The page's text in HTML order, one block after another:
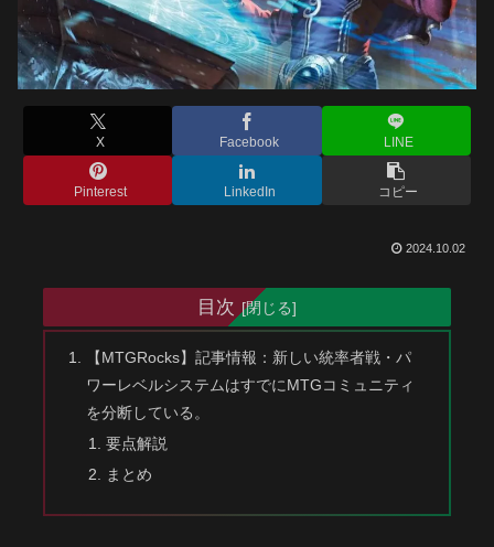
X Facebook LINE
Pinterest LinkedIn コピー
2024.10.02
目次
【MTGRocks】記事情報：新しい統率者戦・パ
ワーレベルシステムはすでにMTGコミュニティ
を分断している。
要点解説
まとめ